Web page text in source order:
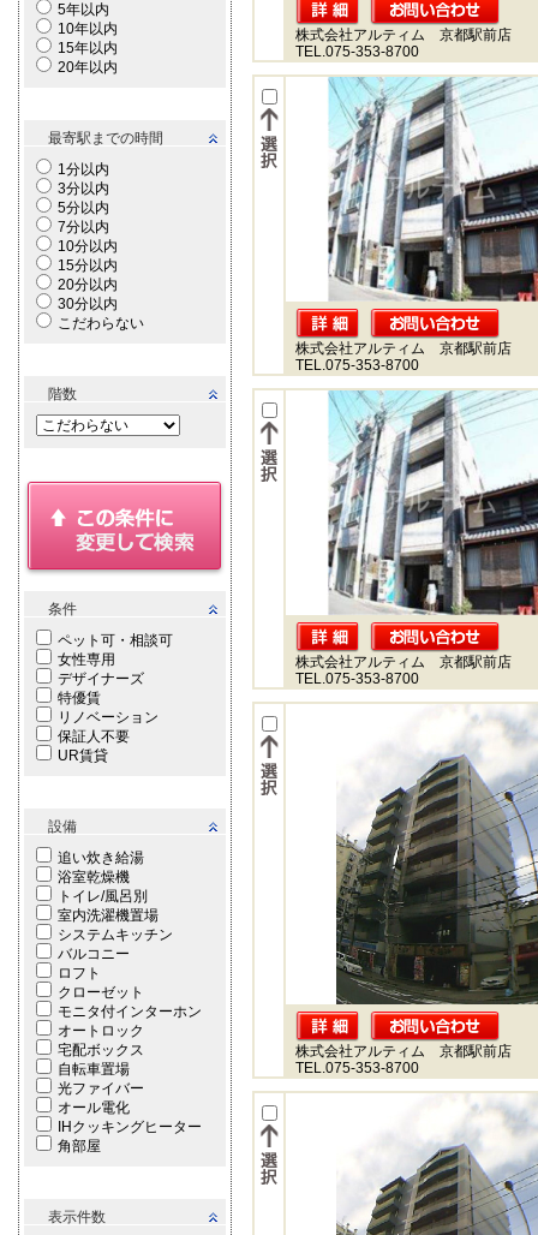
5年以内
10年以内
15年以内
20年以内
最寄駅までの時間
1分以内
3分以内
5分以内
7分以内
10分以内
15分以内
20分以内
30分以内
こだわらない
階数
条件
ペット可・相談可
女性専用
デザイナーズ
特優賃
リノベーション
保証人不要
UR賃貸
設備
追い炊き給湯
浴室乾燥機
トイレ/風呂別
室内洗濯機置場
システムキッチン
バルコニー
ロフト
クローゼット
モニタ付インターホン
オートロック
宅配ボックス
自転車置場
光ファイバー
オール電化
IHクッキングヒーター
角部屋
表示件数
株式会社アルティム 京都駅前店
TEL.075-353-8700
株式会社アルティム 京都駅前店
TEL.075-353-8700
株式会社アルティム 京都駅前店
TEL.075-353-8700
株式会社アルティム 京都駅前店
TEL.075-353-8700